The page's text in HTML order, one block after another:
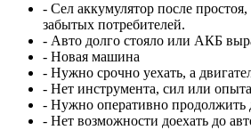
- Сел аккумулятор после простоя,
забытых потребителей.
- Авто долго стояло или АКБ
- Новая машина
- Нужно срочно уехать, а
- Нет инструмента, сил или
- Нужно оперативно продолжить
- Нет возможности доехать до